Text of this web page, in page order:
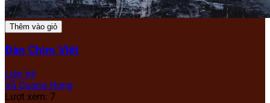
Thêm vào giỏ
Đàn Chim Việt
Liên hệ
Vũ Quang Hưng
Lượt xem: 7